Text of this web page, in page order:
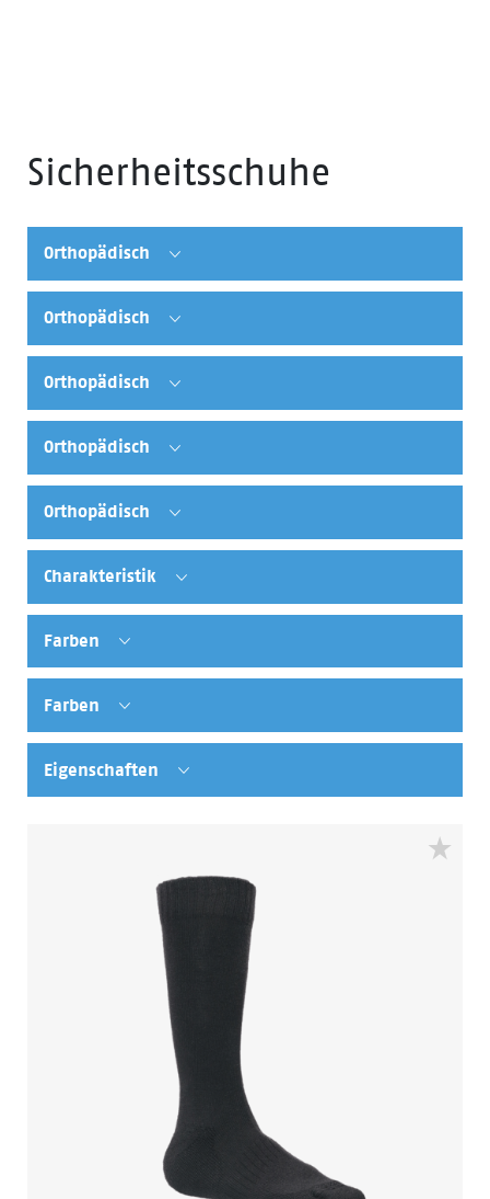
Sicherheitsschuhe
Orthopädisch
Orthopädisch
Orthopädisch
Orthopädisch
Orthopädisch
Charakteristik
Farben
Farben
Eigenschaften